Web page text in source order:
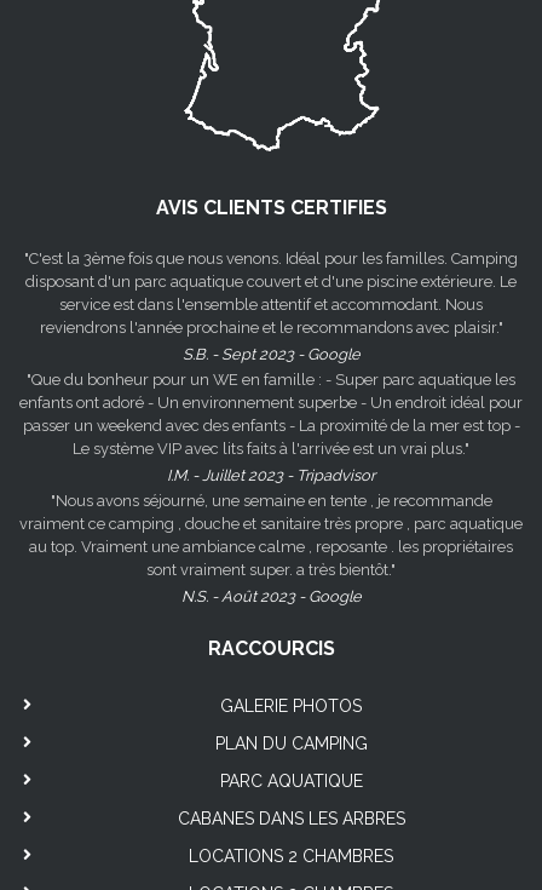
AVIS CLIENTS CERTIFIES
"C'est la 3ème fois que nous venons. Idéal pour les familles. Camping
disposant d'un parc aquatique couvert et d'une piscine extérieure. Le
service est dans l'ensemble attentif et accommodant. Nous
reviendrons l'année prochaine et le recommandons avec plaisir."
S.B. - Sept 2023 - Google
"Que du bonheur pour un WE en famille : - Super parc aquatique les
enfants ont adoré - Un environnement superbe - Un endroit idéal pour
passer un weekend avec des enfants - La proximité de la mer est top -
Le système VIP avec lits faits à l'arrivée est un vrai plus."
I.M. - Juillet 2023 - Tripadvisor
"Nous avons séjourné, une semaine en tente , je recommande
vraiment ce camping , douche et sanitaire très propre , parc aquatique
au top. Vraiment une ambiance calme , reposante . les propriétaires
sont vraiment super. a très bientôt."
N.S. - Août 2023 - Google
RACCOURCIS
GALERIE PHOTOS
PLAN DU CAMPING
PARC AQUATIQUE
CABANES DANS LES ARBRES
LOCATIONS 2 CHAMBRES